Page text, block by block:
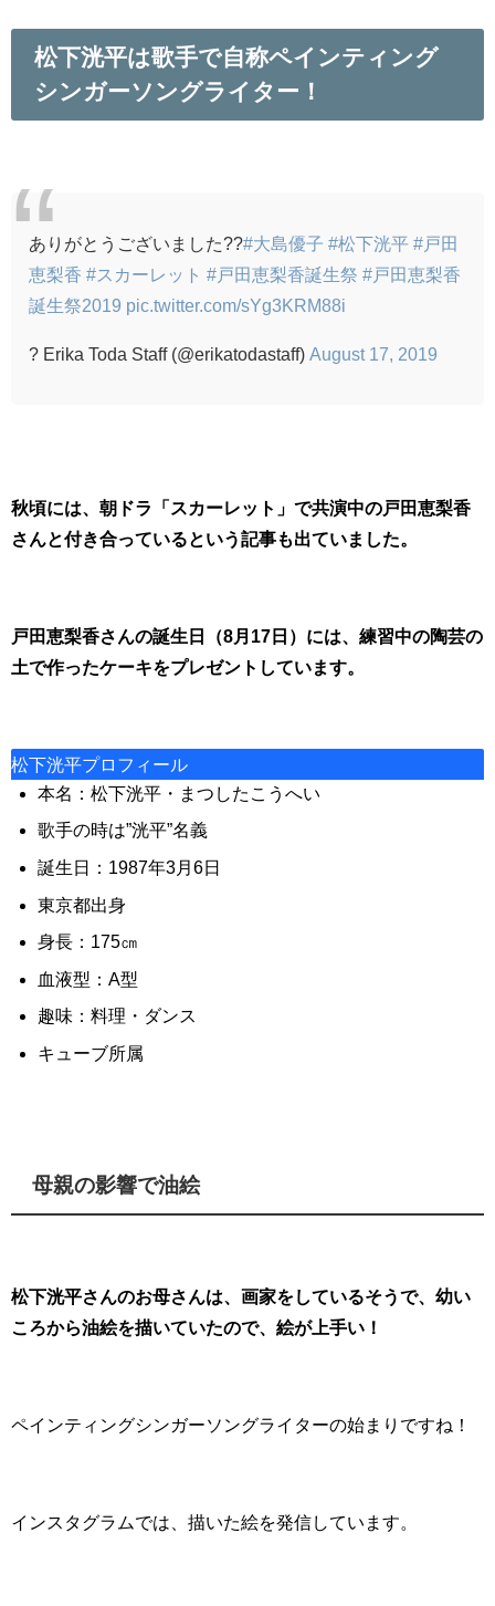
松下洸平は歌手で自称ペインティング
シンガーソングライター！
ありがとうございました??#大島優子 #松下洸平 #戸田
恵梨香 #スカーレット #戸田恵梨香誕生祭 #戸田恵梨香
誕生祭2019 pic.twitter.com/sYg3KRM88i
? Erika Toda Staff (@erikatodastaff) August 17, 2019
秋頃には、朝ドラ「スカーレット」で共演中の戸田恵梨香
さんと付き合っているという記事も出ていました。
戸田恵梨香さんの誕生日（8月17日）には、練習中の陶芸の
土で作ったケーキをプレゼントしています。
松下洸平プロフィール
本名： 松下洸平・まつしたこうへい
歌手の時は”洸平”名義
誕生日：1987年3月6日
東京都出身
身長：175㎝
血液型：A型
趣味：料理・ダンス
キューブ所属
母親の影響で油絵
松下洸平さんのお母さんは、画家をしているそうで、幼い
ころから油絵を描いていたので、絵が上手い！
ペインティングシンガーソングライターの始まりですね！
インスタグラムでは、描いた絵を発信しています。